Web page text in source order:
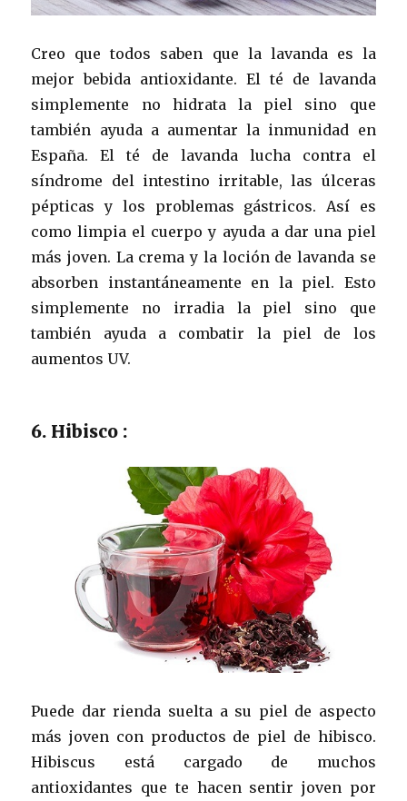
Creo que todos saben que la lavanda es la
mejor bebida antioxidante. El té de lavanda
simplemente no hidrata la piel sino que
también ayuda a aumentar la inmunidad en
España. El té de lavanda lucha contra el
síndrome del intestino irritable, las úlceras
pépticas y los problemas gástricos. Así es
como limpia el cuerpo y ayuda a dar una piel
más joven. La crema y la loción de lavanda se
absorben instantáneamente en la piel. Esto
simplemente no irradia la piel sino que
también ayuda a combatir la piel de los
aumentos UV.
6. Hibisco :
Puede dar rienda suelta a su piel de aspecto
más joven con productos de piel de hibisco.
Hibiscus está cargado de muchos
antioxidantes que te hacen sentir joven por